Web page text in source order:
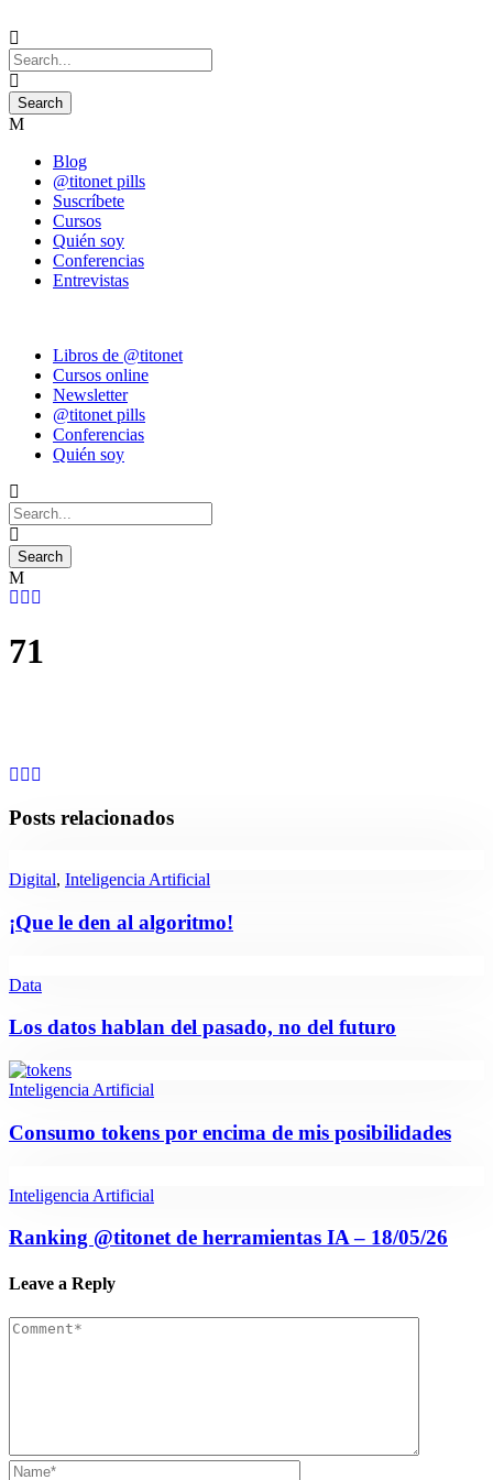
Blog
@titonet pills
Suscríbete
Cursos
Quién soy
Conferencias
Entrevistas
Libros de @titonet
Cursos online
Newsletter
@titonet pills
Conferencias
Quién soy
71
Posts relacionados
Digital, Inteligencia Artificial
¡Que le den al algoritmo!
Data
Los datos hablan del pasado, no del futuro
Inteligencia Artificial
Consumo tokens por encima de mis posibilidades
Inteligencia Artificial
Ranking @titonet de herramientas IA – 18/05/26
Leave a Reply